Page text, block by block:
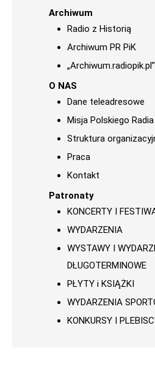
Archiwum
Radio z Historią
Archiwum PR PiK
„Archiwum.radiopik.pl”
O NAS
Dane teleadresowe
Misja Polskiego
Struktura
Praca
Kontakt
Patronaty
KONCERTY I
WYDARZENIA
WYSTAWY I
DŁUGOTERMINOWE
PŁYTY i KSIĄŻKI
WYDARZENIA
KONKURSY I